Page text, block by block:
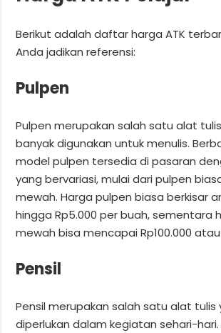
Berikut adalah daftar harga ATK
Anda jadikan referensi:
Pulpen
Pulpen merupakan salah satu alat
banyak digunakan untuk menulis.
model pulpen tersedia di pasaran
yang bervariasi, mulai dari pulpen
mewah. Harga pulpen biasa berkisar
hingga Rp5.000 per buah, sementara
mewah bisa mencapai Rp100.000
Pensil
Pensil merupakan salah satu alat
diperlukan dalam kegiatan sehari-hari.